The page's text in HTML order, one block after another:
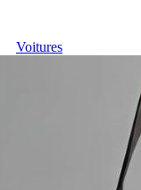
Voitures